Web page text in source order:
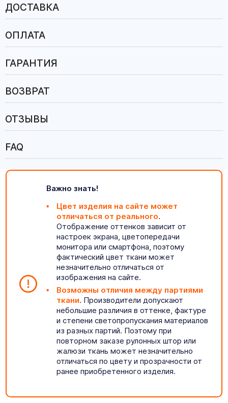
ДОСТАВКА
ОПЛАТА
ГАРАНТИЯ
ВОЗВРАТ
ОТЗЫВЫ
FAQ
Важно знать!
Цвет изделия на сайте может
отличаться от реального.
Отображение оттенков зависит от
настроек экрана, цветопередачи
монитора или смартфона, поэтому
фактический цвет ткани может
незначительно отличаться от
изображения на сайте.
Возможны отличия между партиями
ткани. Производители допускают
небольшие различия в оттенке, фактуре
и степени светопропускания материалов
из разных партий. Поэтому при
повторном заказе рулонных штор или
жалюзи ткань может незначительно
отличаться по цвету и прозрачности от
ранее приобретенного изделия.